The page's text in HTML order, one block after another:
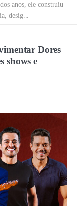
anos, ele construiu
desig...
Dores
shows e